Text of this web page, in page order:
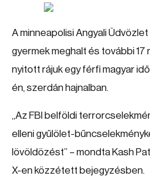
A minneapolisi Angyali
gyermek meghalt és további 17
nyitott rájuk egy férfi magyar
én, szerdán hajnalban.
„Az FBI belföldi
elleni gyűlölet-
lövöldözést” – mondta Kash
X-en közzétett bejegyzésben.